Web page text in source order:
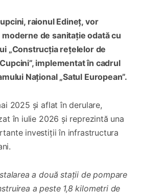
raionul Edineț, vor
de sanitație odată cu
„Construcția rețelelor de
implementat în cadrul
Național „Satul European”.
2025 și aflat în derulare,
în iulie 2026 și reprezintă una
investiții în infrastructura
a două stații de pompare
a peste 1,8 kilometri de